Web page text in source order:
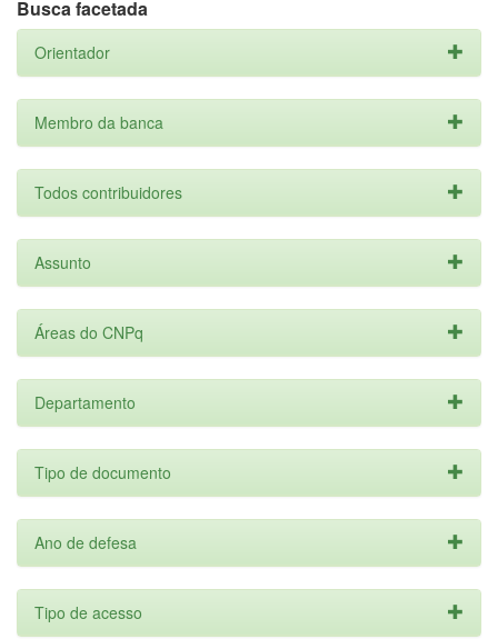
Busca facetada
Orientador
Membro da banca
Todos contribuidores
Assunto
Áreas do CNPq
Departamento
Tipo de documento
Ano de defesa
Tipo de acesso